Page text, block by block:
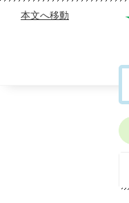
本文へ移動